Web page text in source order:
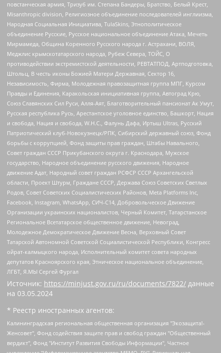
повстанческая армия, Тризуб им. Степана Бандеры, Братство, Белый Крест,
Misanthropic division, Религиозное объединение последователей инглиизма,
Народная Социальная Инициатива, TulaSkins, Этнополитическое
объединение Русские, Русское национальное объединение Атака, Мечеть
Мирмамеда, Община Коренного Русского народа г. Астрахани, ВОЛЯ,
Меджлис крымскотатарского народа, Рубеж Севера, ТОЙС, О
противодействии экстремистской деятельности, РЕВТАТПОД, Артподготовка,
Штольц, В честь иконы Божией Матери Державная, Сектор 16,
Независимость, Фирма, Молодежная правозащитная группа МПГ, Курсом
Правды и Единения, Каракольская инициативная группа, Автоград Крю,
Союз Славянских Сил Руси, Алля-Аят, Благотворительный пансионат Ак Умут,
Русская республика Русь, Арестантское уголовное единство, Башкорт, Нация
и свобода, Нация и свобода, W.H.С., Фалунь Дафа, Иртыш Ultras, Русский
Патриотический клуб-Новокузнецк/РПК, Сибирский державный союз, Фонд
борьбы с коррупцией, Фонд защиты прав граждан, Штабы Навального,
Совет граждан СССР Прикубанского округа г. Краснодара, Мужское
государство, Народное объединение русского движения, Народное
движение Адат, Народный совет граждан РСФСР СССР Архангельской
области, Проект Штурм, Граждане СССР, Держава Союз Советских Светлых
Родов, Совет Советских Социалистических Районов, Meta Platforms Inc,
Facebook, Instagram, WhatsApp, СИЧ-С14, Добровольческое Движение
Организации украинских националистов, Черный Комитет, Татарстанское
Региональное Всетатарское общественное движение, Невоград,
Молодежное Демократическое Движение Весна, Верховный Совет
Татарской Автономной Советской Социалистической Республики, Конгресс
ойрат-калмыцкого народа, Исполнительный комитет совета народных
депутатов Красноярского края, Этническое национальное объединение,
ЛГБТ, Я.МЫ Сергей Фургал
Источник: https://minjust.gov.ru/ru/documents/7822/ данные
на 03.05.2024
* Реестр иностранных агентов:
Калининградская региональная общественная организация "Экозащита!-Женсовет", Фонд содействия защите прав и свобод граждан "Общественный вердикт", Фонд "Институт Развития Свободы Информации", Частное учреждение "Информационное агентство МЕМО. РУ", Региональная общественная организация "Общественная комиссия по сохранению наследия академика Сахарова", Фонд поддержки свободы прессы, Санкт-Петербургская общественная правозащитная организация "Гражданский контроль", Межрегиональная общественная организация "Информационно-просветительский центр "Мемориал", Региональный Фонд "Центр Защиты Прав Средств Массовой Информации", с 05.12.2023 Фонд "Центр Защиты Прав Средств массовой информации", Региональная общественная благотворительная организация помощи беженцам и мигрантам "Гражданское содействие", Негосударственное образовательное учреждение дополнительного профессионального образования (повышение квалификации) специалистов "АКАДЕМИЯ ПО ПРАВАМ ЧЕЛОВЕКА", Свердловская региональная общественная организация "Сутяжник", Автономная некоммерческая организация "Центр независимых социологических исследований", Союз общественных объединений "Российский исследовательский центр по правам человека", Региональное общественное учреждение научно-информационный центр "МЕМОРИАЛ", Некоммерческая организация "Фонд защиты гласности", Автономная некоммерческая организация "Институт прав человека", Городская общественная организация "Екатеринбургское общество "МЕМОРИАЛ", Городская общественная организация "Рязанское историко-просветительское и правозащитное общество "Мемориал" (Рязанский Мемориал), Челябинский региональный орган общественной самодеятельности – женское общественное объединение "Женщины Евразии", Челябинский региональный орган общественной самодеятельности "Уральская правозащитная группа", Фонд содействия защите здоровья и социальной справедливости имени Андрея Рылькова, Автономная Некоммерческая Организация "Аналитический Центр Юрия Левады", Автономная некоммерческая организация социальной поддержки населения "Проект Апрель", Региональная общественная организация помощи женщинам и детям, находящимся в кризисной ситуации "Информационно-методический центр "Анна", Фонд содействия развитию массовых коммуникаций и правовому просвещению "Так-так-Так", Фонд содействия устойчивому развитию "Серебряная тайга", Свердловский региональный общественный фонд социальных проектов "Новое время", "Idel.Реалии", Кавказ.Реалии, Крым.Реалии, Телеканал Настоящее Время, Татаро-башкирская служба Радио Свобода (Azatliq Radiosi), Радио Свободная Европа/Радио Свобода (PCE/PC), "Сибирь.Реалии", "Фактограф", Благотворительный фонд помощи осужденным и их семьям, Автономная некоммерческая организация "Институт глобализации и социальных движений", Фонд "В защиту прав заключенных", Частное учреждение "Центр поддержки и содействия развитию средств массовой информации", Пензенский региональный общественный благотворительный фонд "Гражданский союз", "Север.Реалии", Некоммерческая организация Фонд "Правовая инициатива", Общество с ограниченной ответственностью "Радио Свободная Европа/Радио Свобода", Чешское информационное агентство "MEDIUM-ORIENT", Красноярская региональная общественная организация "Мы против СПИДа", Камалягин Денис Николаевич, Маркелов Сергей Евгеньевич, Пономарев Лев Александрович, Савицкая Людмила Алексеевна, Автономная некоммерческая организация "Центр по работе с проблемой насилия "НАСИЛИЮ.НЕТ", Межрегиональный профессиональный союз работников здравоохранения "Альянс врачей", Юридическое лицо, зарегистрированное в Латвийской Республике, SIA "Medusa Project" (регистрационный номер 40103797863, дата регистрации 10.06.2014), Некоммерческая организация "Фонд по борьбе с коррупцией", Автономная некоммерческая организация "Институт права и публичной политики", Баданин Роман Сергеевич, Гликин Максим Александрович, Железнова Мария Михайловна, Лукьянова Юлия Сергеевна, Маетная Елизавета Витальевна, Маняхин Петр Борисович, Чуракова Ольга Владимировна, Ярош Юлия Петровна, Юридическое лицо "The Insider SIA", зарегистрированное в Риге, Латвийская Республика (дата регистрации 26.06.2015), являющееся администратором доменного имени интернет-издания "The Insider SIA", https://theins.ru, Постернак Алексей Евгеньевич, Рубин Михаил Аркадьевич, Анин Роман Александрович, Юридическое лицо Istories fonds, зарегистрированное в Латвийской Республике (регистрационный номер 50008295751, дата регистрации 24.02.2020), Великовский Дмитрий Александрович, Долинина Ирина Николаевна, Мароховская Алеся Алексеевна, Шлейнов Роман Юрьевич, Шмагун Олеся Валентиновна, Общество с ограниченной ответственностью "Альтаир 2021", Общество с ограниченной ответственностью "Вега 2021", Общество с ограниченной ответственностью "Главный редактор 2021", Общество с ограниченной ответственностью "Ромашки монолит", Важенков Артем Валерьевич, Ивановская областная общественная организация "Центр гендерных исследований", Гурман Юрий Альбертович, Медиапроект "ОВД-Инфо", Егоров Владимир Владимирович, Жилинский Владимир Александрович, Общество с ограниченной ответственностью "ЗП", Иванова София Юрьевна, Карезина Инна Павловна, Кильтау Екатерина Викторовна, Петров Алексей Викторович, Пискунов Сергей Евгеньевич, Смирнов Сергей Сергеевич, Тихонов Михаил Сергеевич, Общество с ограниченной ответственностью "ЖУРНАЛИСТ-ИНОСТРАННЫЙ АГЕНТ", Арапова Галина Юрьевна, Вольтская Татьяна Анатольевна, Американская компания "Mason G.E.S. Anonymous Foundation" (США), являющаяся владельцем интернет-издания https://mnews.world/, Компания "Stichting Bellingcat", зарегистрированная в Нидерландах (дата регистрации 11.07.2018), Захаров Андрей Вячеславович, Клепиковская Екатерина Дмитриевна, Общество с ограниченной ответственностью "МЕМО", Перл Роман Александрович, Симонов Евгений Алексеевич, Соловьева Елена Анатольевна, Сотников Даниил Владимирович, Сурначева Елизавета Дмитриевна, Автономная некоммерческая организация по защите прав человека и информированию населения "Якутия – Наше Мнение", Общество с ограниченной ответственностью "Москоу диджитал медиа", с 26.01.2023 Общество с ограниченной ответственностью "Чайка Белые сады", Ветошкина Валерия Валерьевна, Заговора Максим Александрович, Межрегиональное общественное движение "Российская ЛГБТ - сеть", Оленичев Максим Владимирович, Павлов Иван Юрьевич, Скворцова Елена Сергеевна, Общество с ограниченной ответственностью "Как бы инагент", Кочетков Игорь Викторович, Общество с ограниченной ответственностью "Честные выборы", Еланчик Олег Александрович, Общество с ограниченной ответственностью "Нобелевский призыв", Гималова Регина Эмилевна, Григорьев Андрей Валерьевич, Григорьева Алина Александровна, Ассоциация по содействию защите прав призывников, альтернативнослужащих и военнослужащих "Правозащитная группа "Гражданин.Армия.Право", Хисамова Регина Фаритовна, Автономная некоммерческая организация по реализации социально-правовых программ "Лилит", Дальневосточное общественное движение "Маяк", Санкт-Петербургская ЛГБТ-инициативная группа "Выход", Инициативная группа ЛГБТ+ "Реверс", Алексеев Андрей Викторович, Бекбулатова Таисия Львовна, Беляев Иван Михайлович, Владыкина Елена Сергеевна, Гельман Марат Александрович, Никульшина Вероника Юрьевна, Толоконникова Надежда Андреевна, Шендерович Виктор Анатольевич, Общество с ограниченной ответственностью "Данное сообщение", Общество с ограниченной ответственностью Издательский дом "Новая глава", Айнбиндер Александра Александровна, Московский комьюнити-центр для ЛГБТ+инициатив, Благотворительный фонд развития филантропии, Deutsche Welle (Германия, Kurt-Schumacher-Strasse 3, 53113 Bonn), Борзунова Мария Михайловна, Воробьев Виктор Викторович, Голубева Анна Львовна, Константинова Алла Михайловна, Малкова Ирина Владимировна, Мурадов Мурад Абдулгалимович, Осетинская Елизавета Николаевна, Понасенков Евгений Николаевич, Ганапольский Матвей Юрьевич, Киселев Евгений Алексеевич, Борухович Ирина Григорьевна, Дремин Иван Тимофеевич, Дубровский Дмитрий Викторович, Красноярская региональная общественная организация поддержки и развития альтернативных образовательных технологий и межкультурных коммуникаций "ИНТЕРРА", Маяковская Екатерина Алексеевна, Фейгин Марк Захарович, Филимонов Андрей Викторович, Дзугкоева Регина Николаевна, Доброхотов Роман Александрович, Дудь Юрий Александрович, Елкин Сергей Владимирович, Кругликов Кирилл Игоревич, Сабунаева Мария Леонидовна, Семенов Алексей Владимирович, Шаинян Карен Багратович, Шульман Екатерина Михайловна, Асафьев Артур Валерьевич, Вахштайн Виктор Семенович, Венедиктов Алексей Алексеевич, Лушникова Екатерина Евгеньевна, Волков Леонид Михайлович, Невзоров Александр Глебович, Пархоменко Сергей Борисович, Сироткин Ярослав Николаевич, Кара-Мурза Владимир Владимирович, Баранова Наталья Владимировна, Гозман Леонид Яковлевич, Кагарлицкий Борис Юльевич, Климарев Михаил Валерьевич, Милов Владимир Станиславович, Автономная некоммерческая организация Краснодарский центр современного искусства "Типография", Моргенштерн Алишер Тагирович, Соболь Любовь Эдуардовна, Общество с ограниченной ответственностью "ЛИЗА НОРМ", Каспаров Гарри Кимович, Ходорковский Михаил Борисович, Общество с ограниченной ответственностью "Апрельские тезисы", Данилович Ирина Брониславовна, Кашин Олег Владимирович, Петров Николай Владимирович, Пивоваров Алексей Владимирович, Соколов Михаил Владимирович, Цветкова Юлия Владимировна, Чичваркин Евгений Александрович, Комитет против пыток/Команда против пыток, Общество с ограниченной ответственностью "Первый научный", Общество с ограниченной ответственностью "Вертолет и ко", Белоцерковская Вероника Борисовна, Кац Максим Евгеньевич, Лазарева Татьяна Юрьевна, Шаведдинов Руслан Табризович, Яшин Илья Валерьевич, Общество с ограниченной ответственностью "Иноагент ААВ", Алешковский Дмитрий Петрович, Альбац Евгения Марковна, Быков Дмитрий Львович, Галямина Юлия Евгеньевна, Лойко Сергей Леонидович, Мартынов Кирилл Константинович, Медведев Сергей Александрович, Крашенинников Федор Геннадиевич, Гордеева Катерина Вл